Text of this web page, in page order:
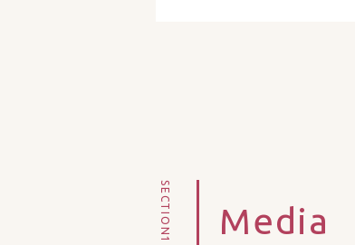
Media
SECTION1